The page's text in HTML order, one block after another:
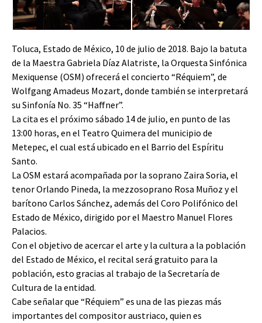
Toluca, Estado de México, 10 de julio de 2018. Bajo la batuta
de la Maestra Gabriela Díaz Alatriste, la Orquesta Sinfónica
Mexiquense (OSM) ofrecerá el concierto “Réquiem”, de
Wolfgang Amadeus Mozart, donde también se interpretará
su Sinfonía No. 35 “Haffner”.
La cita es el próximo sábado 14 de julio, en punto de las
13:00 horas, en el Teatro Quimera del municipio de
Metepec, el cual está ubicado en el Barrio del Espíritu
Santo.
La OSM estará acompañada por la soprano Zaira Soria, el
tenor Orlando Pineda, la mezzosoprano Rosa Muñoz y el
barítono Carlos Sánchez, además del Coro Polifónico del
Estado de México, dirigido por el Maestro Manuel Flores
Palacios.
Con el objetivo de acercar el arte y la cultura a la población
del Estado de México, el recital será gratuito para la
población, esto gracias al trabajo de la Secretaría de
Cultura de la entidad.
Cabe señalar que “Réquiem” es una de las piezas más
importantes del compositor austriaco, quien es